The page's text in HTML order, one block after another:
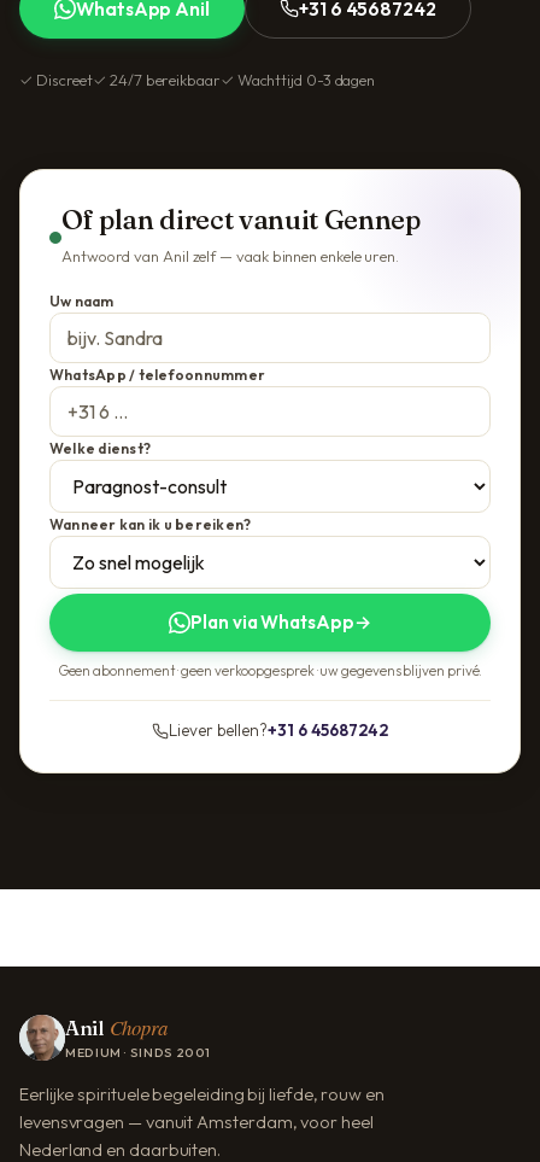
WhatsApp Anil +31 6 45687242
✓ Discreet✓ 24/7 bereikbaar✓ Wachttijd 0-3 dagen
Of plan direct vanuit Gennep
Antwoord van Anil zelf — vaak binnen enkele uren.
Uw naam
WhatsApp / telefoonnummer
Welke dienst?
Wanneer kan ik u bereiken?
Plan via WhatsApp→
Geen abonnement · geen verkoopgesprek · uw gegevens blijven privé.
Liever bellen?+31 6 45687242
Anil Chopra
MEDIUM · SINDS 2001
Eerlijke spirituele begeleiding bij liefde, rouw en
levensvragen — vanuit Amsterdam, voor heel
Nederland en daarbuiten.